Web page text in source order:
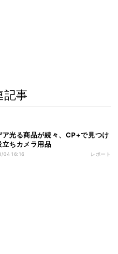
記事
ア光る商品が続々、CP+で見つけ
立ちカメラ用品
04 16:16 レポート